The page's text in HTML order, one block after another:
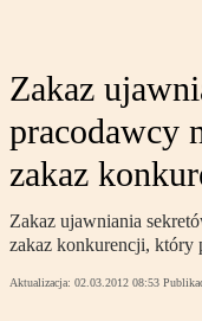
Zakaz
pracodawcy
zakaz
Zakaz ujawniania
zakaz konkurencji, który
Aktualizacja: 02.03.2012 08:53